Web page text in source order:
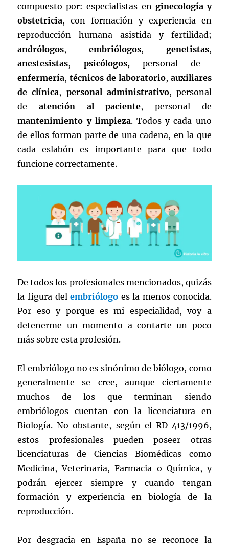
compuesto por: especialistas en ginecología y
obstetricia, con formación y experiencia en
reproducción humana asistida y fertilidad;
andrólogos, embriólogos, genetistas,
anestesistas, psicólogos,personal de
enfermería,técnicos de laboratorio, auxiliares
de clínica, personal administrativo, personal
deatención al paciente, personal de
mantenimiento y limpieza. Todos y cada uno
de ellos forman parte de una cadena, en la que
cada eslabón es importante para que todo
funcione correctamente.
De todos los profesionales mencionados, quizás
la figura delembriólogo es la menos conocida.
Por eso y porque es mi especialidad, voy a
detenerme un momento a contarte un poco
más sobre esta profesión.
El embriólogo no es sinónimo de biólogo, como
generalmente se cree, aunque ciertamente
muchos de los que terminan siendo
embriólogos cuentan con la licenciatura en
Biología. No obstante, según el RD 413/1996,
estos profesionales pueden poseer otras
licenciaturas de Ciencias Biomédicas como
Medicina, Veterinaria, Farmacia o Química, y
podrán ejercer siempre y cuando tengan
formación y experiencia en biología de la
reproducción.
Por desgracia en España no se reconoce la